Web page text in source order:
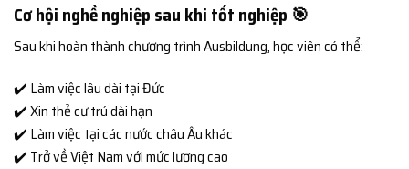
Cơ hội nghề nghiệp sau khi tốt nghiệp 🎯
Sau khi hoàn thành chương trình Ausbildung, học viên có thể:
✔️ Làm việc lâu dài tại Đức
✔️ Xin thẻ cư trú dài hạn
✔️ Làm việc tại các nước châu Âu khác
✔️ Trở về Việt Nam với mức lương cao